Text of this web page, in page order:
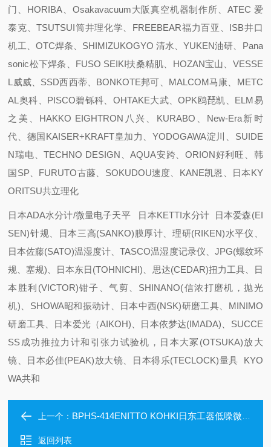
门、HORIBA、Osakavacuum大阪真空机器制作所、ATEC 爱
泰克、TSUTSUI筒井理化学、FREEBEAR福力百亚、ISB井口
机工、OTC焊条、SHIMIZUKOGYO 清水、YUKEN油研、Pana
sonic松下焊条、FUSO SEIKI扶桑精肌、HOZAN宝山、VESSE
L威威、SSD西西蒂、BONKOTE邦可、MALCOM马康、METC
AL奥科、PISCO碧铄科、OHTAKE大武、OPK鸥琵凯、ELM易
之美、HAKKO EIGHTRON八兴、KURABO、New-Era新时
代、德国KAISER+KRAFT皇加力、YODOGAWA淀川、SUIDE
N瑞电、TECHNO DESIGN、AQUA安跨、ORION好利旺、韩
国SP、FURUTO古藤、SOKUDOU速度、KANE凯恩、日本KY
ORITSU共立理化
日本ADA水分计/微量电子天平 日本KETTI水分计 日本爱森(EI
SEN)针规、日本三高(SANKO)膜厚计、理研(RIKEN)水平仪、
日本佐藤(SATO)温湿度计、TASCO温湿度记录仪、JPG(螺纹环
规、塞规)、日本东日(TOHNICHI)、思达(CEDAR)扭力工具、日
本胜利(VICTOR)钳子、气剪、SHINANO(信浓打磨机，抛光
机)、SHOWA昭和振动计、日本中西(NSK)研磨工具、MINIMO
研磨工具、日本爱光（AIKOH)、日本依梦达(IMADA)、SUCCE
SS成功推拉力计和引张力试验机，日本大冢(OTSUKA)放大
镜、日本必佳(PEAK)放大镜、日本得乐(TECLOCK)量具 KYO
WA共和
上一个： BPHS-414ENITTO KOHKI日东工器低噪微型压电隔膜泵
返回列表